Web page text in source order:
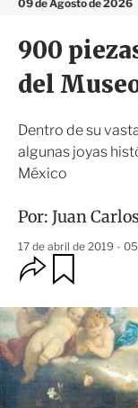
09 de Agosto de 2026
900
del
Dentro de su
algunas joyas
México
Por: Juan
17 de abril de 2019 -
O
p
i
o
n
e
s
d
r
d
a
r